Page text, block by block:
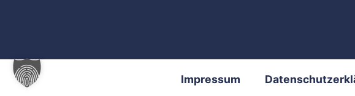
Impressum